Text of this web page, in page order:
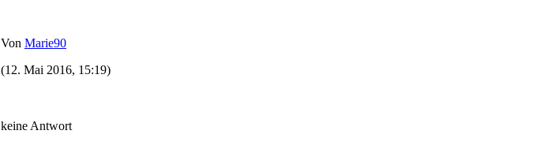
Von Marie90
(12. Mai 2016, 15:19)
keine Antwort